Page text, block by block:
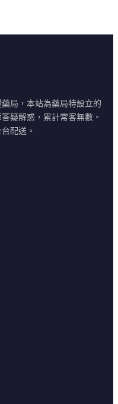
局，本站為藥局特設立的
疑解惑，累計常客無數。
配送。